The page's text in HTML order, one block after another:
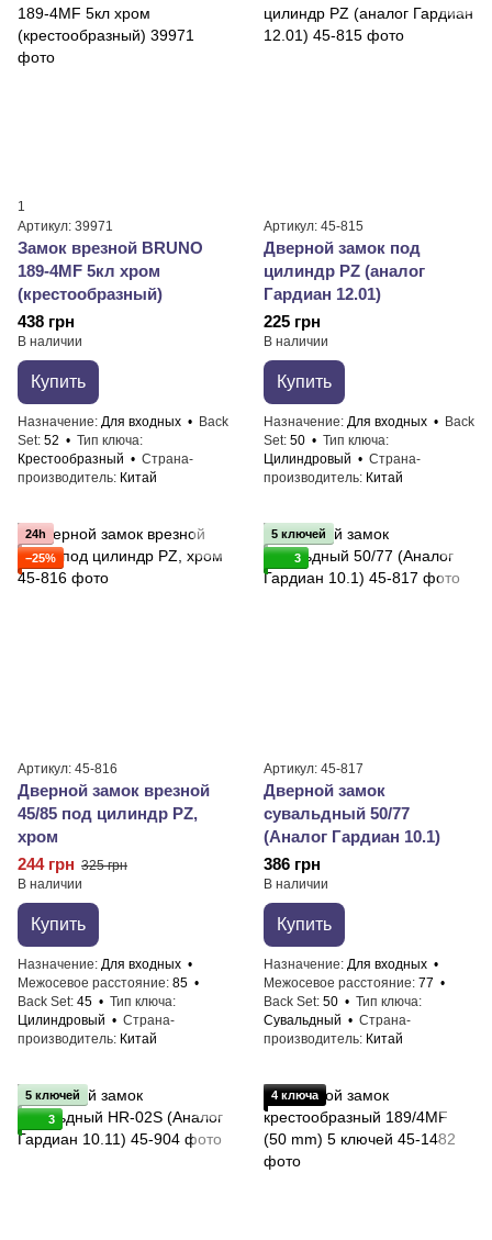
1
Артикул: 39971
Замок врезной BRUNO
189-4MF 5кл хром
(крестообразный)
438 грн
В наличии
Купить
Назначение Для входных
Back
Set 52
Тип ключа
Крестообразный
Страна-
производитель Китай
Артикул: 45-815
Дверной замок под
цилиндр PZ (аналог
Гардиан 12.01)
225 грн
В наличии
Купить
Назначение Для входных
Back
Set 50
Тип ключа
Цилиндровый
Страна-
производитель Китай
24h
−25%
Артикул: 45-816
Дверной замок врезной
45/85 под цилиндр PZ,
хром
244 грн 325 грн
В наличии
Купить
Назначение Для входных
Межосевое расстояние 85
Back Set 45
Тип ключа
Цилиндровый
Страна-
производитель Китай
5 ключей
3
Артикул: 45-817
Дверной замок
сувальдный 50/77
(Аналог Гардиан 10.1)
386 грн
В наличии
Купить
Назначение Для входных
Межосевое расстояние 77
Back Set 50
Тип ключа
Сувальдный
Страна-
производитель Китай
5 ключей
3
4 ключа